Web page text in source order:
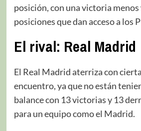
posición, con una victoria menos
posiciones que dan acceso a los
El rival: Real Madrid
El Real Madrid aterriza con
encuentro, ya que no están
balance con 13 victorias y 13
para un equipo como el Madrid.